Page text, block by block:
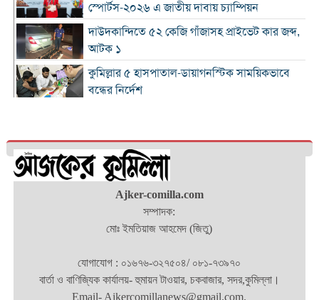
স্পোর্টস-২০২৬ এ জাতীয় দাবায় চ্যাম্পিয়ন
দাউদকান্দিতে ৫২ কেজি গাঁজাসহ প্রাইভেট কার জব্দ,
আটক ১
কুমিল্লার ৫ হাসপাতাল-ডায়াগনস্টিক সাময়িকভাবে
বন্ধের নির্দেশ
ব্রাহ্মণবাড়িয়ায় ট্রাকের ধাক্কায় সৌদি প্রবাসীর মৃত্যু
সন্ধ্যার মধ্যে কুমিল্লাসহ ১৪ জেলায় ঝোড়ো হাওয়াসহ
বৃষ্টির সম্ভাবনা
দাউদকান্দিতে পুলিশের অভিযানে গ্রেপ্তার ৩
কুমিল্লায় বিপুল মাদক ধ্বংস, দুই মাসে ২৫টি
পুশইনের চেষ্টা প্রতিহত করেছে বিজিবি
Ajker-comilla.com
সম্পাদক:
মোঃ ইমতিয়াজ আহমেদ (জিতু)
যোগাযোগ : ০১৬৭৬-৩২৭৫০৪/ ০৮১-৭৩৯৭০
বার্তা ও বাণিজ্যিক কার্যালয়- হুমায়ন টাওয়ার, চকবাজার, সদর,কুমিল্লা।
Email- Ajkercomillanews@gmail.com.